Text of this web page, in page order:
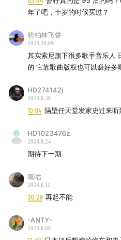
汤之上隆 《失去的制造业：日
克莱顿·克里斯坦森《创新者的
企业颠覆？》
西村吉雄《日本电子产业兴衰录
傅高义《日本第一：对美国的启
迪耶·萨迪奇《索尼设计，塑造现
制作 曹福楼
配乐 麦田守望者-在路上
年了吧，十岁的时候买过？
骑柏林飞饼
2024.10.09
其实索尼旗下很多歌手音乐人
的 它靠歌曲版权也可以赚好多
HD274142j
2024.8.30
10:04 隔壁任天堂发家史过来听
HD1023476z
2024.8.24
期待下一期
呱咶
2024.8.11
36:29 再起不能
-ANTY-
2024.8.09